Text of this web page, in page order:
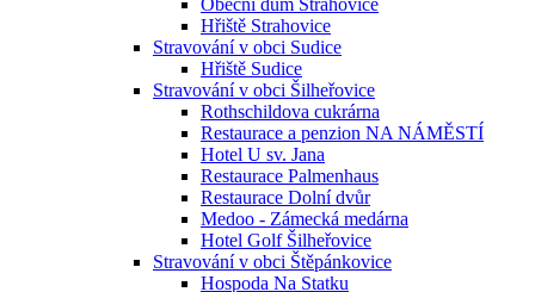
Obecní dům Strahovice
Hřiště Strahovice
Stravování v obci Sudice
Hřiště Sudice
Stravování v obci Šilheřovice
Rothschildova cukrárna
Restaurace a penzion NA NÁMĚSTÍ
Hotel U sv. Jana
Restaurace Palmenhaus
Restaurace Dolní dvůr
Medoo - Zámecká medárna
Hotel Golf Šilheřovice
Stravování v obci Štěpánkovice
Hospoda Na Statku